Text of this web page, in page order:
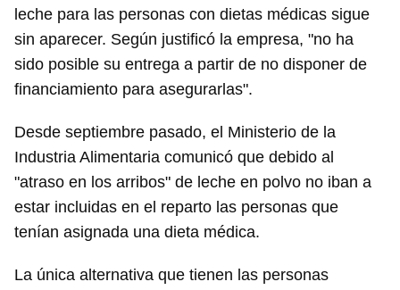
leche para las personas con dietas médicas sigue
sin aparecer. Según justificó la empresa, "no ha
sido posible su entrega a partir de no disponer de
financiamiento para asegurarlas".
Desde septiembre pasado, el Ministerio de la
Industria Alimentaria comunicó que debido al
"atraso en los arribos" de leche en polvo no iban a
estar incluidas en el reparto las personas que
tenían asignada una dieta médica.
La única alternativa que tienen las personas